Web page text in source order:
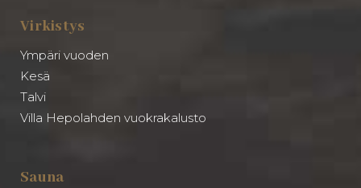
Virkistys
Ympäri vuoden
Kesä
Talvi
Villa Hepolahden vuokrakalusto
Sauna